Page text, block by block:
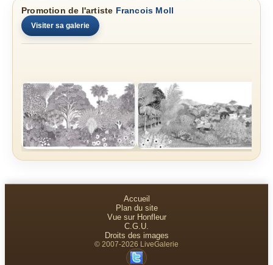
Promotion de l'artiste Francois Moll
Visiter sa galerie
Accueil
Plan du site
Vue sur Honfleur
C.G.U.
Droits des images
© 2007-2026 LiveGalerie